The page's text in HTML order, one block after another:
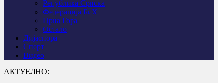
Република Српска
Федерација БиХ
Црна Гора
Остало
Дијаспора
Спорт
Видео
АКТУЕЛНО: